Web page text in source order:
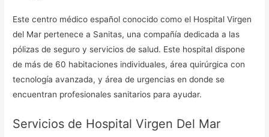
Este centro médico español conocido como el Hospital Virgen
del Mar pertenece a Sanitas, una compañía dedicada a las
pólizas de seguro y servicios de salud. Este hospital dispone
de más de 60 habitaciones individuales, área quirúrgica con
tecnología avanzada, y área de urgencias en donde se
encuentran profesionales sanitarios para ayudar.
Servicios de Hospital Virgen Del Mar